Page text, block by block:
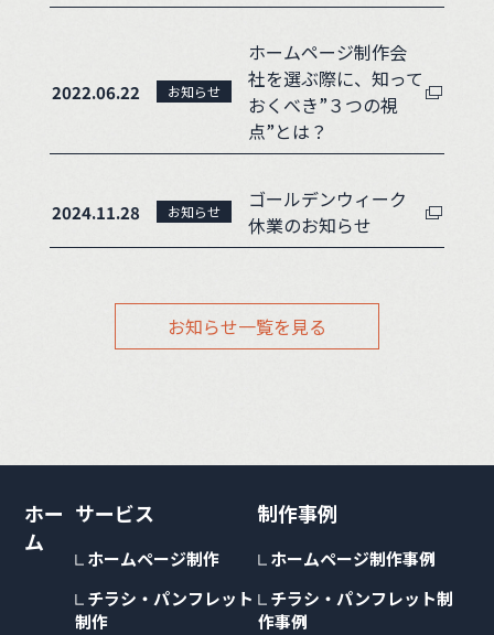
2022.06.22 お知らせ
ホームページ制作会
社を選ぶ際に、知って
おくべき”３つの視
点”とは？
2024.11.28 お知らせ
ゴールデンウィーク
休業のお知らせ
お知らせ一覧を見る
ホー
ム
サービス
ホームページ制作
チラシ・パンフレット
制作
制作事例
ホームページ制作事例
チラシ・パンフレット制
作事例